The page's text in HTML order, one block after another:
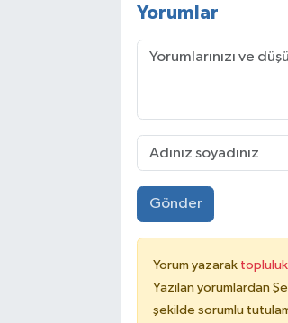
Yorumlar
Gönder
Yorum yazarak topluluk
Yazılan yorumlardan
şekilde sorumlu